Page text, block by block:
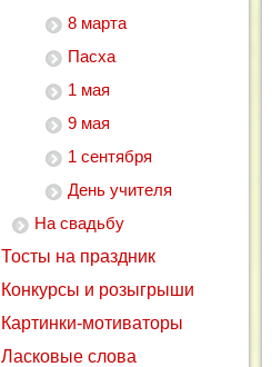
8 марта
Пасха
1 мая
9 мая
1 сентября
День учителя
На свадьбу
Тосты на праздник
Конкурсы и розыгрыши
Картинки-мотиваторы
Ласковые слова